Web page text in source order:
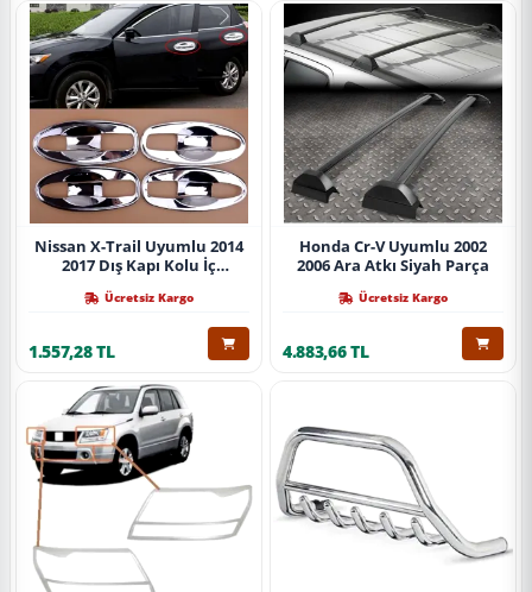
Nissan X-Trail Uyumlu 2014
2017 Dış Kapı Kolu İç
Ücretsiz Kargo
1.557,28 TL
Honda Cr-V Uyumlu 2002
2006 Ara Atkı Siyah Parça
Ücretsiz Kargo
4.883,66 TL